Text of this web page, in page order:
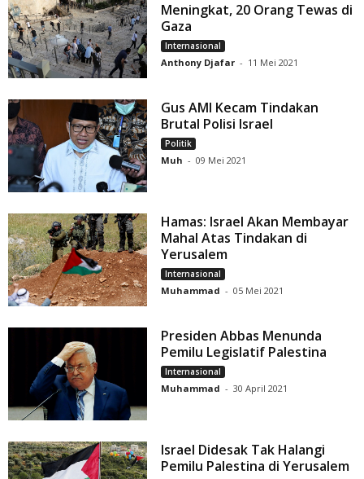
Meningkat, 20 Orang Tewas di
Gaza
Internasional
Anthony Djafar - 11 Mei 2021
Gus AMI Kecam Tindakan
Brutal Polisi Israel
Politik
Muh - 09 Mei 2021
Hamas: Israel Akan Membayar
Mahal Atas Tindakan di
Yerusalem
Internasional
Muhammad - 05 Mei 2021
Presiden Abbas Menunda
Pemilu Legislatif Palestina
Internasional
Muhammad - 30 April 2021
Israel Didesak Tak Halangi
Pemilu Palestina di Yerusalem